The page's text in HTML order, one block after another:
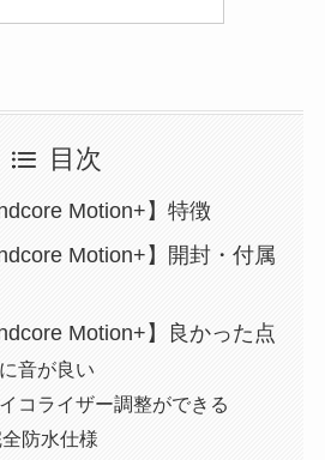
目次
Motion+】特徴
Motion+】開封・付属
Motion+】良かった点
音が良い
コライザー調整ができる
防水仕様